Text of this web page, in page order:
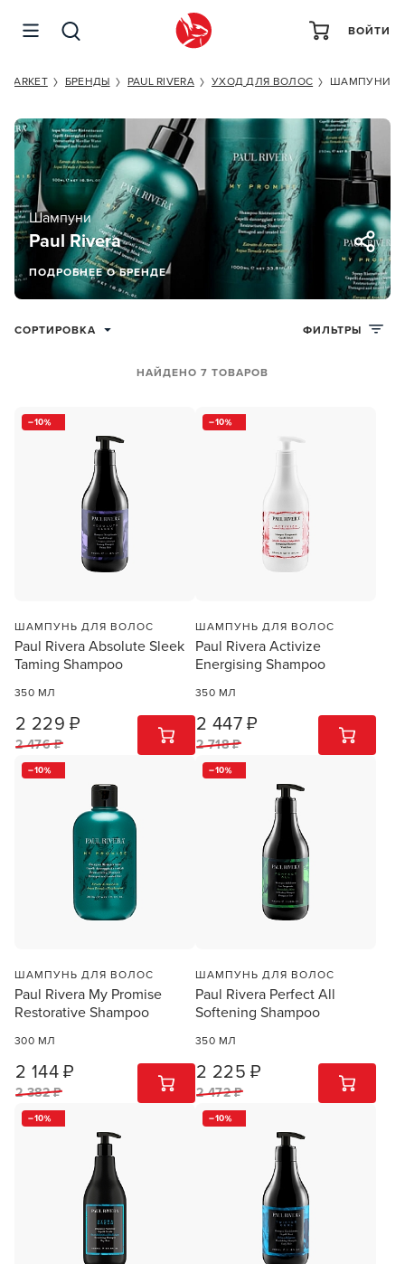
ВОЙТИ
MARKET БРЕНДЫ PAUL RIVERA УХОД ДЛЯ ВОЛОС ШАМПУНИ
Paul Rivera
Шампуни
ПОДРОБНЕЕ О БРЕНДЕ
СОРТИРОВКА
НАЙДЕНО 7 ТОВАРОВ
ФИЛЬТРЫ
10
ШАМПУНЬ ДЛЯ ВОЛОС
Paul Rivera Absolute Sleek
Taming Shampoo
350 МЛ
2 229 ₽
2 476 ₽
1 ШТ
10
ШАМПУНЬ ДЛЯ ВОЛОС
Paul Rivera Activize
Energising Shampoo
350 МЛ
2 447 ₽
2 718 ₽
1 ШТ
10
ШАМПУНЬ ДЛЯ ВОЛОС
Paul Rivera My Promise
Restorative Shampoo
300 МЛ
2 144 ₽
2 382 ₽
1 ШТ
10
ШАМПУНЬ ДЛЯ ВОЛОС
Paul Rivera Perfect All
Softening Shampoo
350 МЛ
2 225 ₽
2 472 ₽
1 ШТ
10 10